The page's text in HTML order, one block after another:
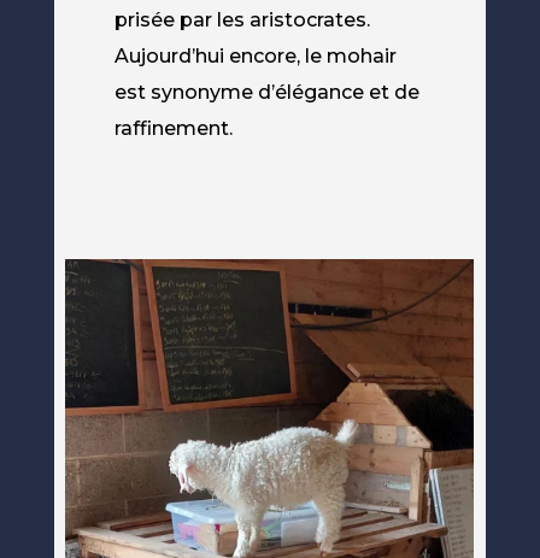
prisée par les aristocrates.
Aujourd’hui encore, le mohair
est synonyme d’élégance et de
raffinement.